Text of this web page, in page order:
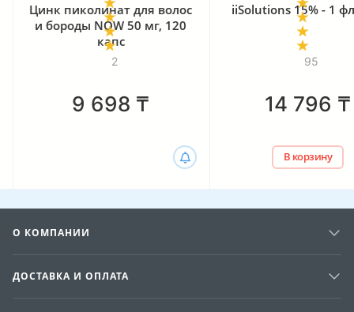
2
Цинк пиколинат для волос
и бороды NOW 50 мг, 120
капс
9 698 ₸
95
iiSolutions 15% - 1
14 796 ₸
В корзину
О КОМПАНИИ
ДОСТАВКА И ОПЛАТА